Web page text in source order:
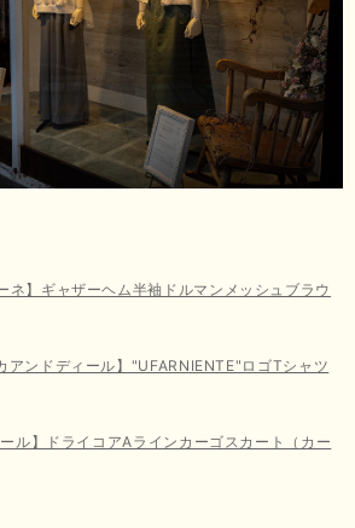
ネ】ギャザーヘム半袖ドルマンメッシュブラウ
アンドディール】"UFARNIENTE"ロゴTシャツ
ル】ドライコアAラインカーゴスカート（カー